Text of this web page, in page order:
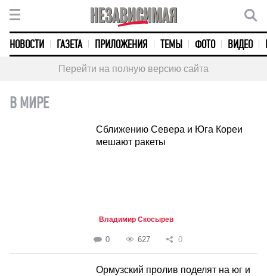
НОВОСТИ ГАЗЕТА ПРИЛОЖЕНИЯ ТЕМЫ ФОТО ВИДЕО
Перейти на полную версию сайта
В МИРЕ
Сближению Севера и Юга Кореи
мешают ракеты
Владимир Скосырев
0 627 0
Ормузский пролив поделят на юг и